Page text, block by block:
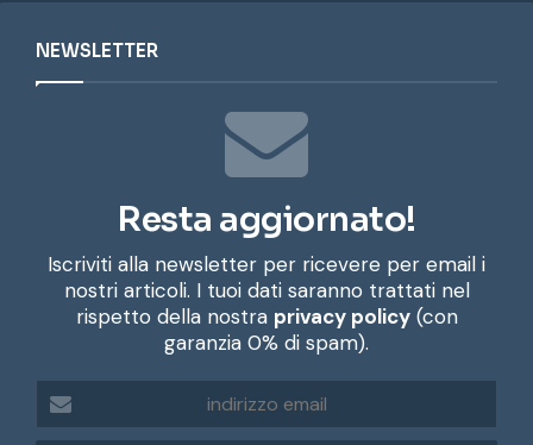
NEWSLETTER
Resta aggiornato!
Iscriviti alla newsletter per ricevere per email i
nostri articoli. I tuoi dati saranno trattati nel
rispetto della nostra privacy policy(con
garanzia 0% di spam).